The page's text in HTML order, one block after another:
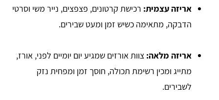
אריזה עצמית: רכישת קרטונים, פצפצים, נייר משי וסרטי
הדבקה, מתאימה כשיש זמן ומעט שבירים.
אריזה מלאה: צוות אורזים שמגיע יום יומיים לפני, אורז,
מתייג ומכין רשימת תכולה, חוסך זמן ומפחית נזק
לשבירים.